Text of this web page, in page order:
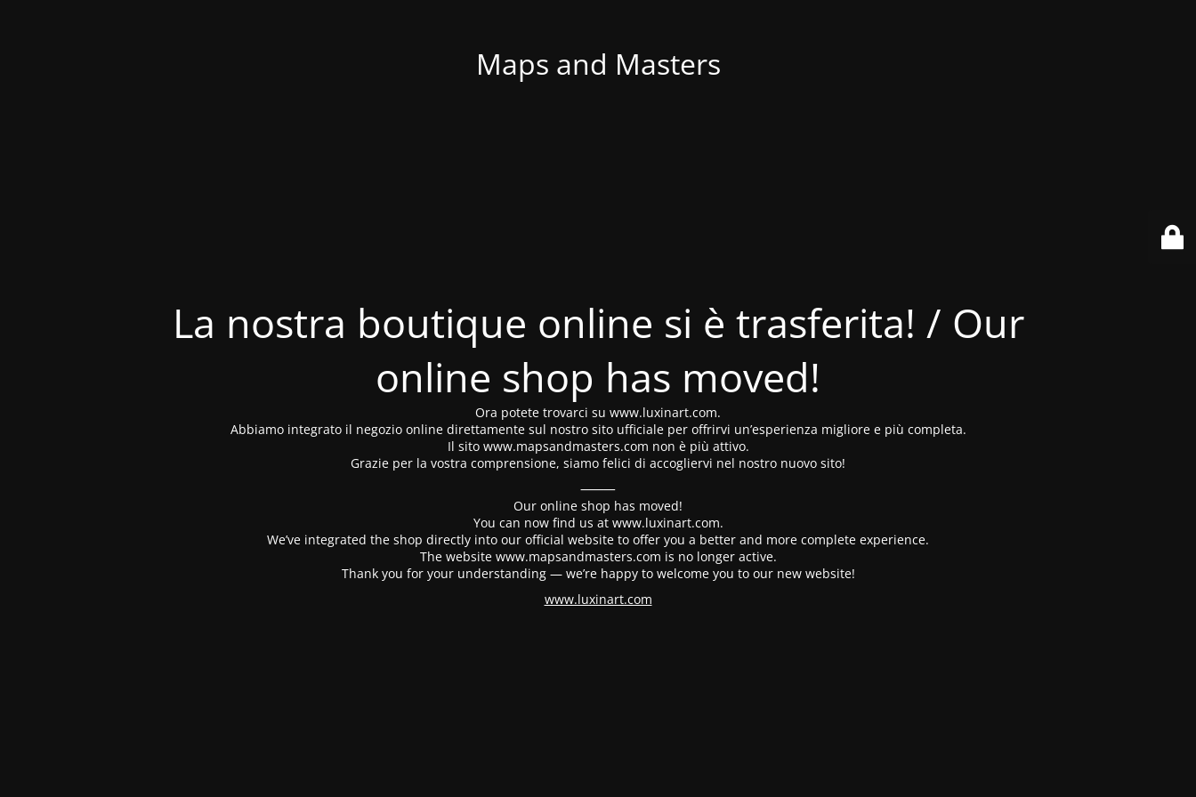
Maps and Masters
La nostra boutique online si è trasferita! / Our
online shop has moved!
Ora potete trovarci su www.luxinart.com.
Abbiamo integrato il negozio online direttamente sul nostro sito ufficiale per offrirvi un’esperienza migliore e più completa.
Il sito www.mapsandmasters.com non è più attivo.
Grazie per la vostra comprensione, siamo felici di accogliervi nel nostro nuovo sito!
⸻
Our online shop has moved!
You can now find us at www.luxinart.com.
We’ve integrated the shop directly into our official website to offer you a better and more complete experience.
The website www.mapsandmasters.com is no longer active.
Thank you for your understanding — we’re happy to welcome you to our new website!
www.luxinart.com